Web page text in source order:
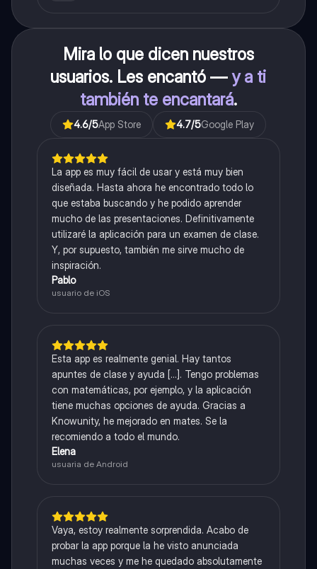
Mira lo que dicen nuestros
usuarios. Les encantó —y a ti
también te encantará.
4.6/5App Store 4.7/5Google Play
La app es muy fácil de usar y está muy bien
diseñada. Hasta ahora he encontrado todo lo
que estaba buscando y he podido aprender
mucho de las presentaciones. Definitivamente
utilizaré la aplicación para un examen de clase.
Y, por supuesto, también me sirve mucho de
inspiración.
Pablo
usuario de iOS
Esta app es realmente genial. Hay tantos
apuntes de clase y ayuda [...]. Tengo problemas
con matemáticas, por ejemplo, y la aplicación
tiene muchas opciones de ayuda. Gracias a
Knowunity, he mejorado en mates. Se la
recomiendo a todo el mundo.
Elena
usuaria de Android
Vaya, estoy realmente sorprendida. Acabo de
probar la app porque la he visto anunciada
muchas veces y me he quedado absolutamente